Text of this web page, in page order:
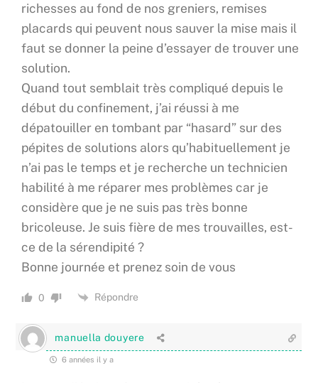
richesses au fond de nos greniers, remises
placards qui peuvent nous sauver la mise mais il
faut se donner la peine d’essayer de trouver une
solution.
Quand tout semblait très compliqué depuis le
début du confinement, j’ai réussi à me
dépatouiller en tombant par “hasard” sur des
pépites de solutions alors qu’habituellement je
n’ai pas le temps et je recherche un technicien
habilité à me réparer mes problèmes car je
considère que je ne suis pas très bonne
bricoleuse. Je suis fière de mes trouvailles, est-
ce de la sérendipité ?
Bonne journée et prenez soin de vous
0 Répondre
manuella douyere
6 années il y a